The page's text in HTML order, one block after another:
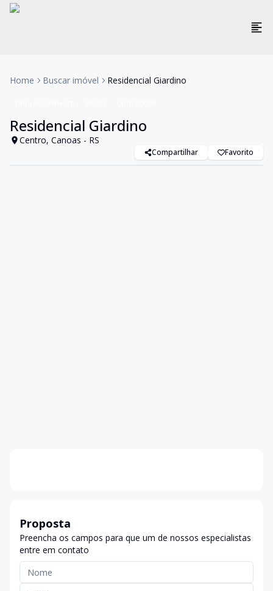
Home Buscar imóvel Residencial Giardino
Residencial Giardino
Centro, Canoas - RS
Compartilhar Favorito
Proposta
Preencha os campos para que um de nossos especialistas
entre em contato